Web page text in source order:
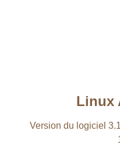
Linux
Version du logiciel